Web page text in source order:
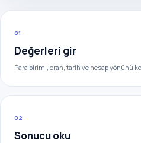
01
Değerleri gir
Para birimi, oran, tarih ve hesap yönünü
02
Sonucu oku